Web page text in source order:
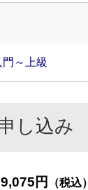
～上級
し込み
9,075円 （税込）